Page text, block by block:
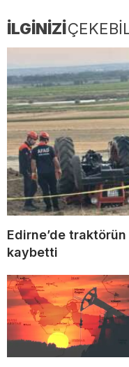
İLGİNİZİ
Edirne’de
kaybetti